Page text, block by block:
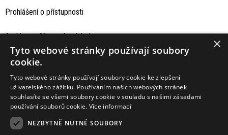
Prohlášení o přístupnosti
Archiv staršího webu Jaboku ×
Tyto webové stránky používají soubory
cookie.
Tyto webové stránky používají soubory cookie ke zlepšení
uživatelského zážitku. Používáním našich webových stránek
souhlasíte se všemi soubory cookie v souladu s našimi zásadami
používání souborů cookie. Více informací
NEZBYTNĚ NUTNÉ SOUBORY